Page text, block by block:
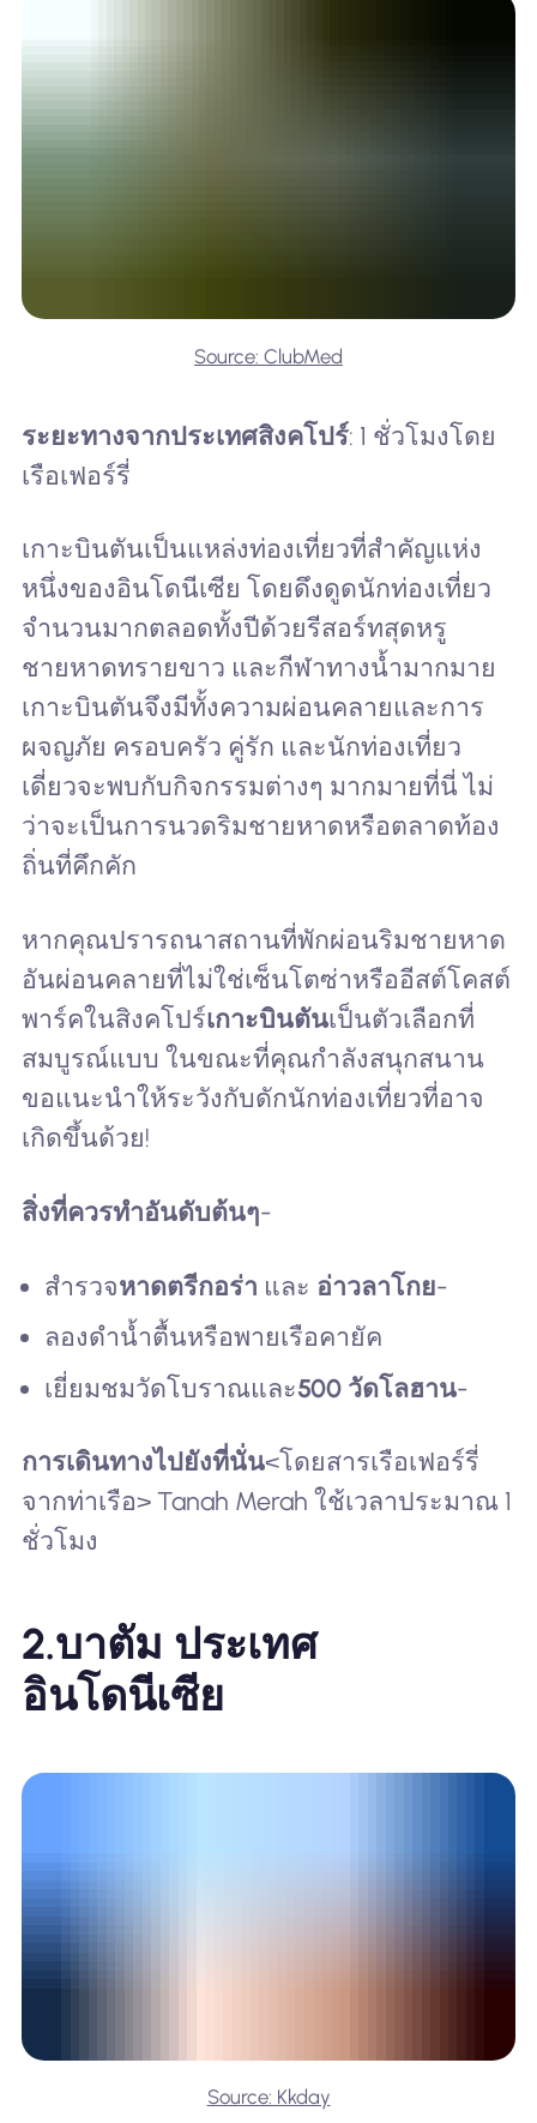
Source: ClubMed
ระยะทางจากประเทศสิงคโปร์: 1 ชั่วโมงโดย
เรือเฟอร์รี่
เกาะบินตันเป็นแหล่งท่องเที่ยวที่สำคัญแห่ง
หนึ่งของอินโดนีเซีย โดยดึงดูดนักท่องเที่ยว
จำนวนมากตลอดทั้งปีด้วยรีสอร์ทสุดหรู
ชายหาดทรายขาว และกีฬาทางน้ำมากมาย
เกาะบินตันจึงมีทั้งความผ่อนคลายและการ
ผจญภัย ครอบครัว คู่รัก และนักท่องเที่ยว
เดี่ยวจะพบกับกิจกรรมต่างๆ มากมายที่นี่ ไม่
ว่าจะเป็นการนวดริมชายหาดหรือตลาดท้อง
ถิ่นที่คึกคัก
หากคุณปรารถนาสถานที่พักผ่อนริมชายหาด
อันผ่อนคลายที่ไม่ใช่เซ็นโตซ่าหรืออีสต์โคสต์
พาร์คในสิงคโปร์เกาะบินตันเป็นตัวเลือกที่
สมบูรณ์แบบ ในขณะที่คุณกำลังสนุกสนาน
ขอแนะนำให้ระวังกับดักนักท่องเที่ยวที่อาจ
เกิดขึ้นด้วย!
สิ่งที่ควรทำอันดับต้นๆ-
สำรวจหาดตรีกอร่า และ อ่าวลาโกย-
ลองดำน้ำตื้นหรือพายเรือคายัค
เยี่ยมชมวัดโบราณและ500 วัดโลฮาน-
การเดินทางไปยังที่นั่น<โดยสารเรือเฟอร์รี่
จากท่าเรือ> Tanah Merah ใช้เวลาประมาณ 1
ชั่วโมง
2.บาตัม ประเทศ
อินโดนีเซีย
Source: Kkday